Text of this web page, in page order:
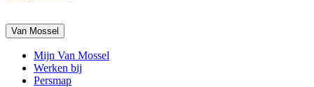
Van Mossel
Mijn Van Mossel
Werken bij
Persmap